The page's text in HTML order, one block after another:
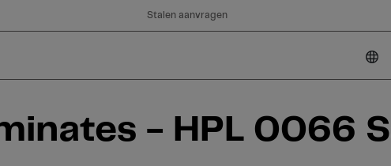
Stalen aanvragen
- HPL 0066